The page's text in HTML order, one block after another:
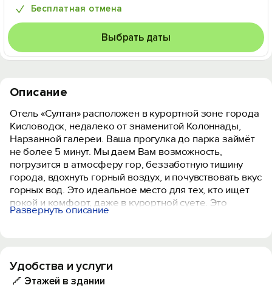
Бесплатная отмена
Выбрать даты
Описание
Отель «Султан» расположен в курортной зоне города
Кисловодск, недалеко от знаменитой Колоннады,
Нарзанной галереи. Ваша прогулка до парка займёт
не более 5 минут. Мы даем Вам возможность,
погрузится в атмосферу гор, беззаботную тишину
города, вдохнуть горный воздух, и почувствовать вкус
горных вод. Это идеальное место для тех, кто ищет
покой и комфорт, даже в курортной суете. Это
настоящий высококлассный отдых. Отель станет для
Отель предлагает Вам провести незабываемый
Развернуть описание
Удобства и услуги
Этажей в здании